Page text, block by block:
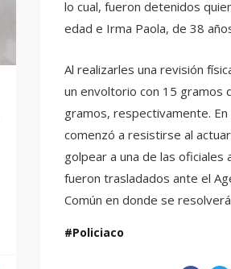
lo cual, fueron detenidos
edad e Irma Paola, de 38
Al realizarles una revisión
un envoltorio con 15 gramos
gramos, respectivamente.
comenzó a resistirse al
golpear a una de las
fueron trasladados ante el
Común en donde se
Policiaco